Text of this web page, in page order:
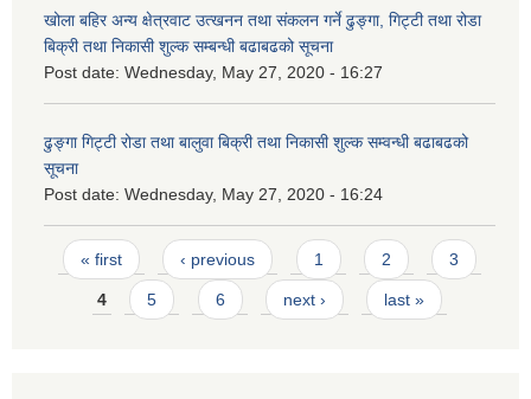
खोला बहिर अन्य क्षेत्रवाट उत्खनन तथा संकलन गर्ने ढुङ्गा, गिट्टी तथा रोडा
बिक्री तथा निकासी शुल्क सम्बन्धी बढाबढको सूचना
Post date: Wednesday, May 27, 2020 - 16:27
ढुङ्गा गिट्टी रोडा तथा बालुवा बिक्री तथा निकासी शुल्क सम्वन्धी बढाबढको
सूचना
Post date: Wednesday, May 27, 2020 - 16:24
Pages
« first ‹ previous 1 2 3
4 5 6 next › last »